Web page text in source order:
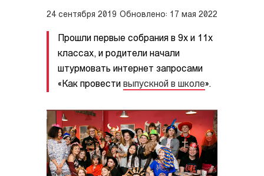
24 сентября 2019 Обновлено: 17 мая 2022
Прошли первые собрания в 9х и 11х
классах, и родители начали
штурмовать интернет запросами
«Как провести выпускной в школе».